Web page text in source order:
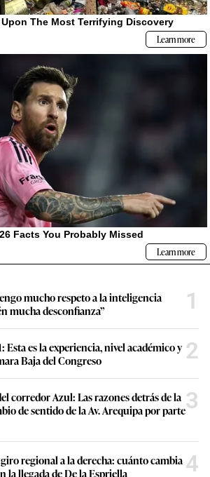
mucho respeto a la inteligencia
mucha desconfianza”
1
Esta es la experiencia, nivel académico y
Baja del Congreso
2
corredor Azul: Las razones detrás de la
de sentido de la Av. Arequipa por parte3
regional a la derecha: cuánto cambia
la llegada de De la Espriella
4